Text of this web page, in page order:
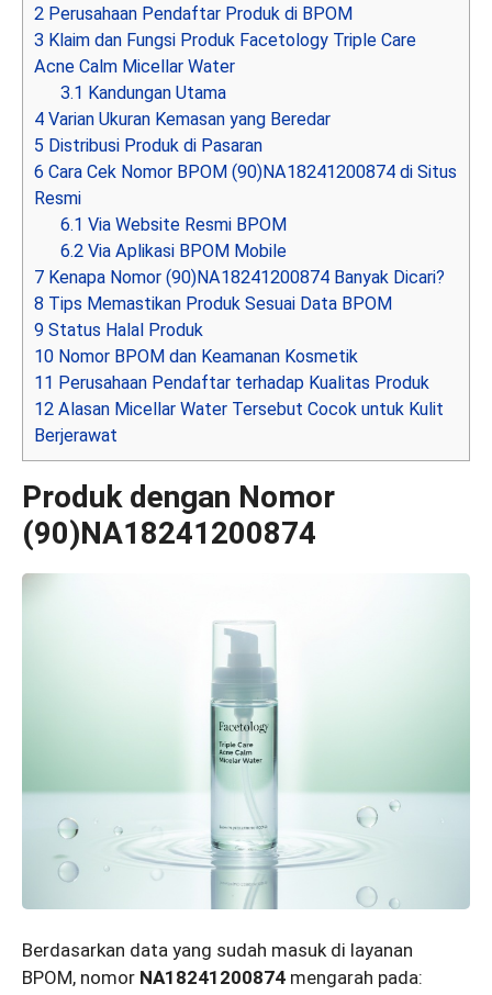
2 Perusahaan Pendaftar Produk di BPOM
3 Klaim dan Fungsi Produk Facetology Triple Care
Acne Calm Micellar Water
3.1 Kandungan Utama
4 Varian Ukuran Kemasan yang Beredar
5 Distribusi Produk di Pasaran
6 Cara Cek Nomor BPOM (90)NA18241200874 di Situs
Resmi
6.1 Via Website Resmi BPOM
6.2 Via Aplikasi BPOM Mobile
7 Kenapa Nomor (90)NA18241200874 Banyak Dicari?
8 Tips Memastikan Produk Sesuai Data BPOM
9 Status Halal Produk
10 Nomor BPOM dan Keamanan Kosmetik
11 Perusahaan Pendaftar terhadap Kualitas Produk
12 Alasan Micellar Water Tersebut Cocok untuk Kulit
Berjerawat
Produk dengan Nomor
(90)NA18241200874
Berdasarkan data yang sudah masuk di layanan
BPOM, nomor NA18241200874 mengarah pada: